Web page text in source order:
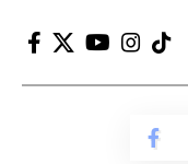
Canal